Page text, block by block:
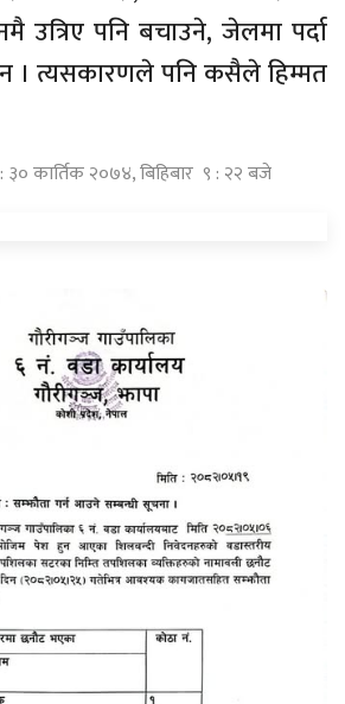
उत्रिए पनि बचाउने, जेलमा पर्दा
। त्यसकारणले पनि कसैले हिम्मत
३० कार्तिक २०७४, बिहिबार ९ : २२ बजे